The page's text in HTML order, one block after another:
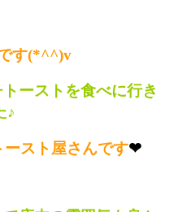
す(*^^)v
ーストを食べに行き
♪
スト屋さんです❤